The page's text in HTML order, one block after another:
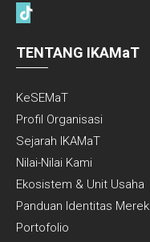
tiktok
TENTANG IKAMaT
KeSEMaT
Profil Organisasi
Sejarah IKAMaT
Nilai-Nilai Kami
Ekosistem & Unit Usaha
Panduan Identitas Merek
Portofolio